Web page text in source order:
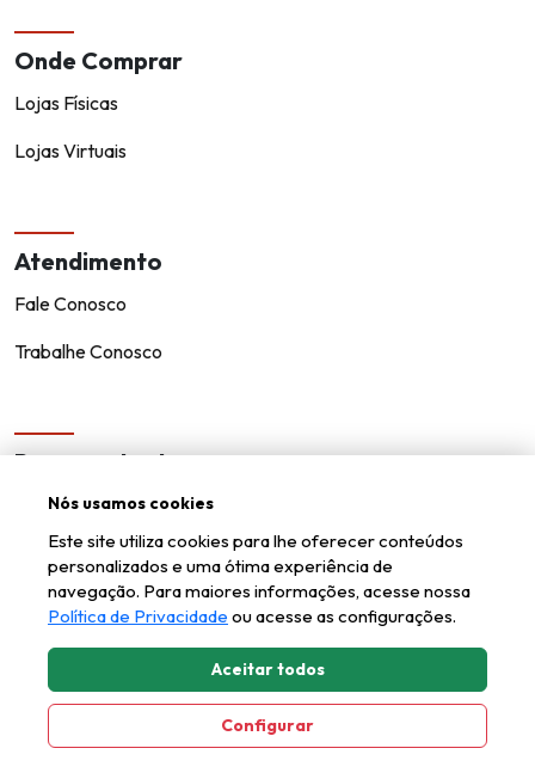
Onde Comprar
Lojas Físicas
Lojas Virtuais
Atendimento
Fale Conosco
Trabalhe Conosco
Representantes
Encontre um representante!
Seja um representante
Kappesberg © todos os direitos reservados.
Desenvolvido por
Axysweb
Nós usamos cookies
Este site utiliza cookies para lhe oferecer conteúdos
personalizados e uma ótima experiência de
navegação. Para maiores informações, acesse nossa
Política de Privacidade ou acesse as configurações.
Aceitar todos
Configurar